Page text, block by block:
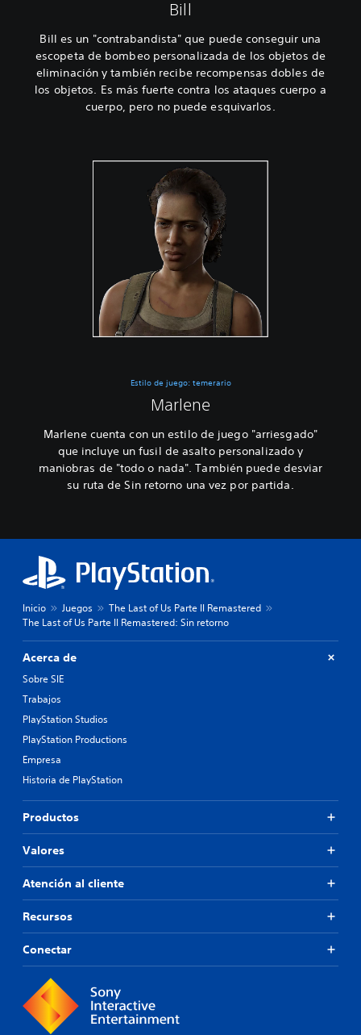
Bill
Bill es un "contrabandista" que puede conseguir una
escopeta de bombeo personalizada de los objetos de
eliminación y también recibe recompensas dobles de
los objetos. Es más fuerte contra los ataques cuerpo a
cuerpo, pero no puede esquivarlos.
Estilo de juego: temerario
Marlene
Marlene cuenta con un estilo de juego "arriesgado"
que incluye un fusil de asalto personalizado y
maniobras de "todo o nada". También puede desviar
su ruta de Sin retorno una vez por partida.
Inicio Juegos
The Last of Us Parte II Remastered
The Last of Us Parte II Remastered: Sin retorno
Acerca de
Sobre SIE
Trabajos
PlayStation Studios
PlayStation Productions
Empresa
Historia de PlayStation
Productos
Valores
Atención al cliente
Recursos
Conectar